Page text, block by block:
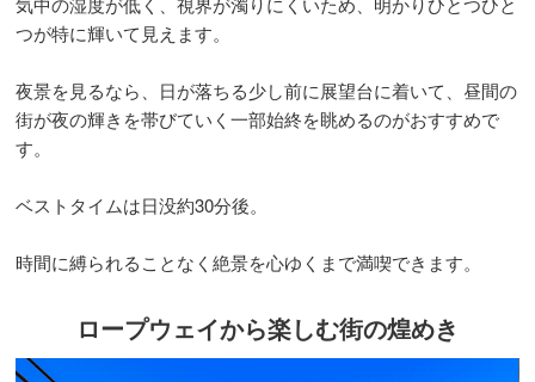
つが特に輝いて見えます。
夜景を見るなら、日が落ちる少し前に展望台に着いて、昼間の
街が夜の輝きを帯びていく一部始終を眺めるのがおすすめで
す。
ベストタイムは日没約30分後。
時間に縛られることなく絶景を心ゆくまで満喫できます。
ロープウェイから楽しむ街の煌めき